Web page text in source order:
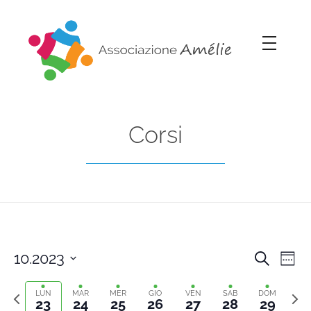
Corsi
Cerca
10.2023
Select
date.
Previous
LUN
23
MAR
24
MER
25
GIO
26
VEN
27
SAB
28
DOM
29